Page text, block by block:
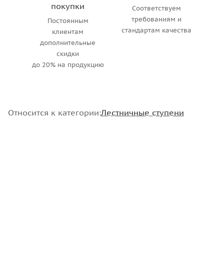
покупки
Постоянным
клиентам
дополнительные
скидки
до 20% на продукцию
Соответствуем
требованиям и
стандартам качества
Относится к категории:Лестничные ступени